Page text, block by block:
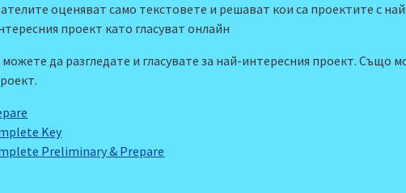
оценяват само текстовете и решават кои са проектите с
проект като гласуват онлайн
да разгледате и гласувате за най-интересния проект. Също
Key
Preliminary & Prepare